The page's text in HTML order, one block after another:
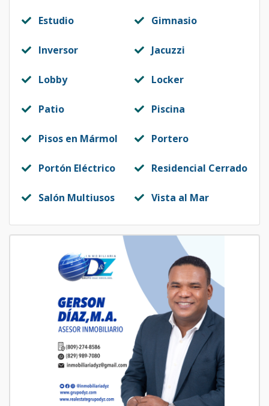
Estudio Gimnasio
Inversor Jacuzzi
Lobby Locker
Patio Piscina
Pisos en Mármol Portero
Portón Eléctrico Residencial Cerrado
Salón Multiusos Vista al Mar